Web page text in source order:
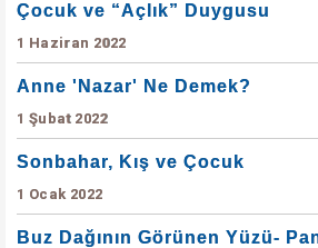
Çocuk ve “Açlık” Duygusu
1 Haziran 2022
Anne 'Nazar' Ne Demek?
1 Şubat 2022
Sonbahar, Kış ve Çocuk
1 Ocak 2022
Buz Dağının Görünen Yüzü-